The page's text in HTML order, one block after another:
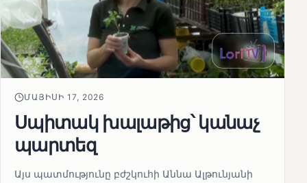
ՄԱՅԻՍԻ 17, 2026
Սպիտակ խալաթից՝ կանաչ
պարտեզ
Այս պատմությունը բժշկուհի Աննա Ալթունյանի